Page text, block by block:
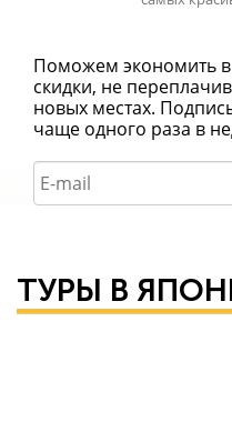
Поможем экономить в
скидки, не
новых местах.
чаще одного раза в
ТУРЫ В